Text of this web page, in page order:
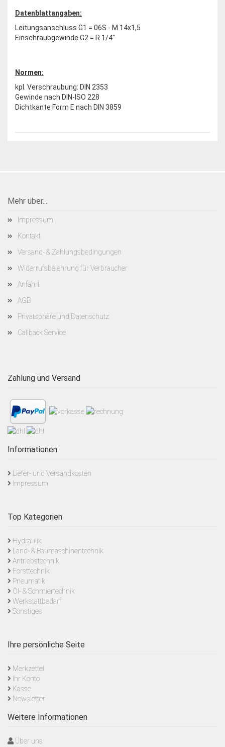
Datenblattangaben:
Leitungsanschluss G1 = 06S - M 14x1,5
Einschraubgewinde G2 = R 1/4"
Normen:
kpl. Verschraubung: DIN 2353
Gewinde nach DIN-ISO 228
Dichtkante Form E nach DIN 3859
Mehr über...
Impressum
Kontakt
Versand- & Zahlungsbedingungen
Widerrufsbelehrung für Verbraucher
Anfahrt
AGB
Privatsphäre und Datenschutz
Callback Service
Zahlung und Versand
Informationen
Liefer- und Versandkosten
Impressum
Top Kategorien
Hydraulik
Land- & Baumaschinentechnik
Antriebstechnik
Forsttechnik
Pneumatik
Öl- & Schmiertechnik
Werkstattbedarf
Sonstiges
Ihre persönliche Seite
Merkzettel
Ihr Konto
Kasse
Newsletter
Weitere Informationen
Über uns